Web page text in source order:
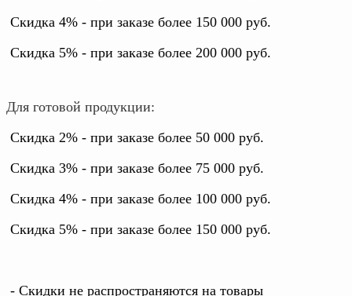
Скидка 4% - при заказе более 150 000 руб.
Скидка 5% - при заказе более 200 000 руб.
Для готовой продукции:
Скидка 2% - при заказе более 50 000 руб.
Скидка 3% - при заказе более 75 000 руб.
Скидка 4% - при заказе более 100 000 руб.
Скидка 5% - при заказе более 150 000 руб.
- Скидки не распространяются на товары